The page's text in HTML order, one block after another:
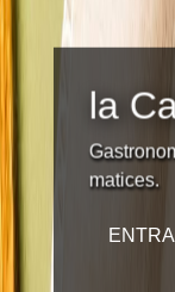
la
matices.